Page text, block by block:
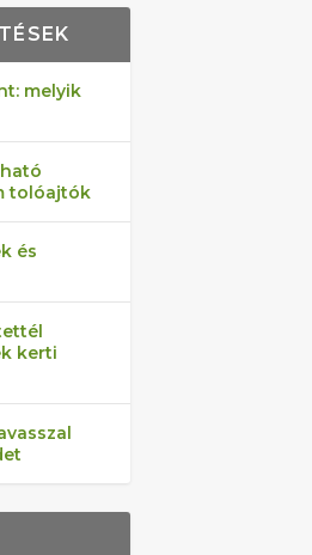
melyik
tolóajtók
és
kerti